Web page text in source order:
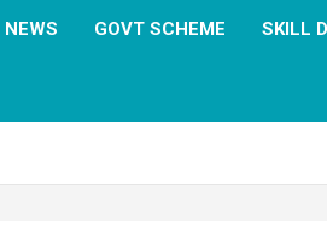
NEWS GOVT SCHEME SKILL